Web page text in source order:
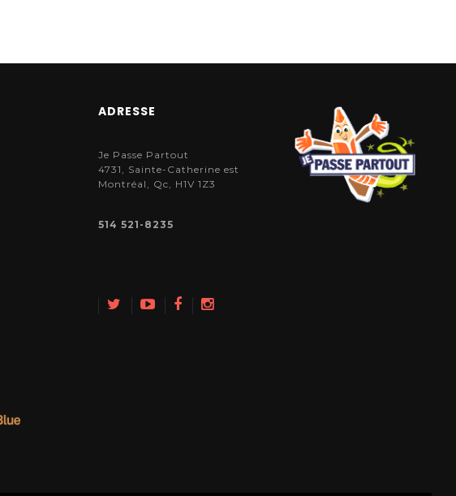
ADRESSE
Je Passe Partout
4731, Sainte-Catherine est
Montréal, Qc, H1V 1Z3
514 521-8235